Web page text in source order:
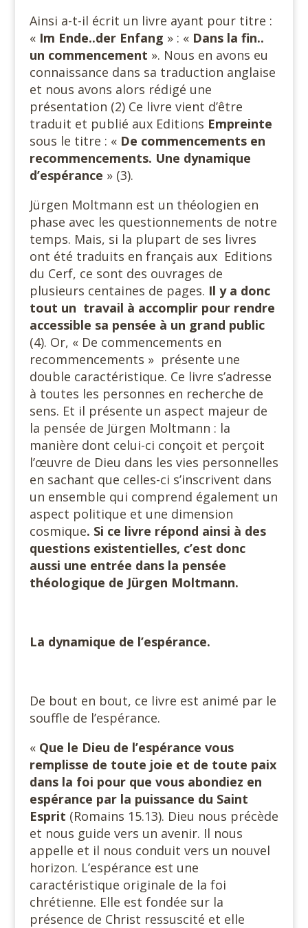
Ainsi a-t-il écrit un livre ayant pour titre :
« Im Ende..der Enfang » : « Dans la fin..
un commencement ». Nous en avons eu
connaissance dans sa traduction anglaise
et nous avons alors rédigé une
présentation (2) Ce livre vient d’être
traduit et publié aux Editions Empreinte
sous le titre : «De commencements en
recommencements. Une dynamique
d’espérance » (3).
Jürgen Moltmann est un théologien en
phase avec les questionnements de notre
temps. Mais, si la plupart de ses livres
ont été traduits en français aux Editions
du Cerf, ce sont des ouvrages de
plusieurs centaines de pages. Il y a donc
tout un travail à accomplir pour rendre
accessible sa pensée à un grand public
(4). Or, « De commencements en
recommencements » présente une
double caractéristique. Ce livre s’adresse
à toutes les personnes en recherche de
sens. Et il présente un aspect majeur de
la pensée de Jürgen Moltmann : la
manière dont celui-ci conçoit et perçoit
l’œuvre de Dieu dans les vies personnelles
en sachant que celles-ci s’inscrivent dans
un ensemble qui comprend également un
aspect politique et une dimension
cosmique. Si ce livre répond ainsi à des
questions existentielles, c’est donc
aussi une entrée dans la pensée
théologique de Jürgen Moltmann.
La dynamique de l’espérance.
De bout en bout, ce livre est animé par le
souffle de l’espérance.
« Que le Dieu de l’espérance vous
remplisse de toute joie et de toute paix
dans la foi pour que vous abondiez en
espérance par la puissance du Saint
Esprit (Romains 15.13). Dieu nous précède
et nous guide vers un avenir. Il nous
appelle et il nous conduit vers un nouvel
horizon. L’espérance est une
caractéristique originale de la foi
chrétienne. Elle est fondée sur la
présence de Christ ressuscité et elle